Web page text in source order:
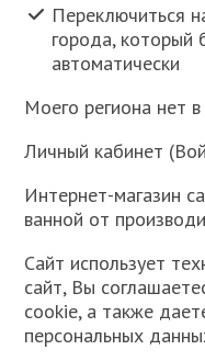
Переключиться
города, который
автоматически
Моего региона нет в
Личный кабинет
Интернет-магазин
ванной от
Сайт использует
сайт, Вы
cookie, а также
персональных